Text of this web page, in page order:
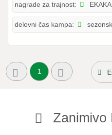
nagrade za trajnost:
delovni čas kampa:
1
Zanimivo